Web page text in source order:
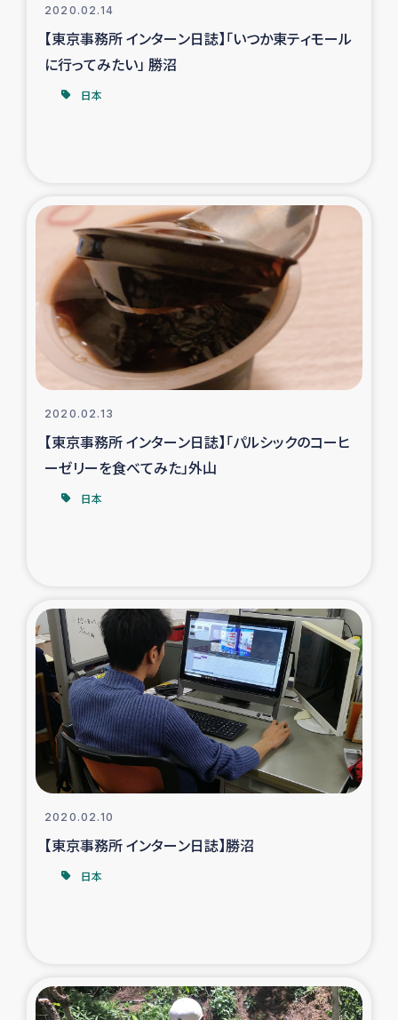
レバノンでのシリア難民・レバノン人への農業支援
石巻市街地在宅被災者支援
復興応援隊の活動
仮設住宅生活支援・農業復興支援
漁業復興支援
経済自立支援事業
ガザ地区での公園の緑化を通じた支援事業
ガザ地区における被災住民への緊急支援
ガザ地区酪農を通した女性グループの生計支援
ふりかけ普及と食生活改善による栄養改善事業
食べる
2020.02.14
【東京事務所 インターン日誌】「いつか東ティモール
に行ってみたい」 勝沼
日本
2020.02.13
【東京事務所 インターン日誌】「パルシックのコーヒ
ーゼリーを食べてみた」外山
日本
2020.02.10
【東京事務所 インターン日誌】勝沼
日本